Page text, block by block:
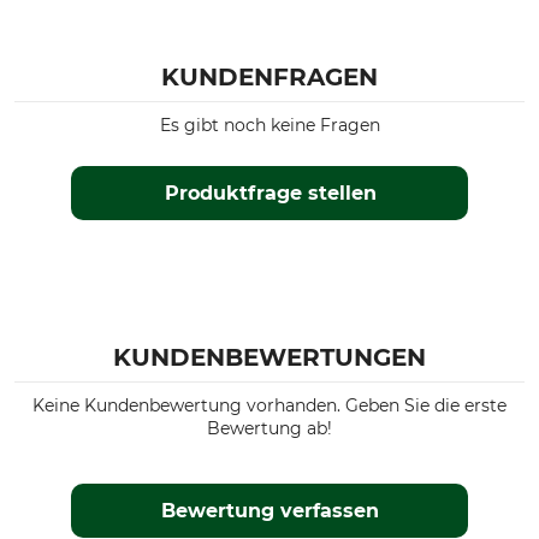
KUNDENFRAGEN
Produktfrage stellen
Es gibt noch keine Fragen
KUNDENBEWERTUNGEN
Keine Kundenbewertung vorhanden. Geben Sie die erste
Bewertung ab!
Bewertung verfassen